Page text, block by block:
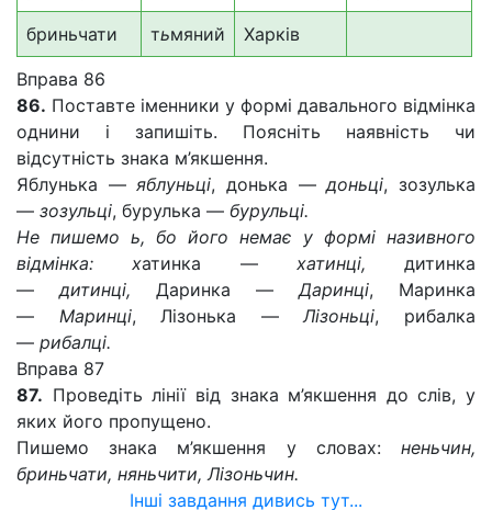
бриньчати тьмяний Харків
Вправа 86
86. Поставте іменники у формі давального відмінка
однини і запишіть. Поясніть наявність чи
відсутність знака м’якшення.
Яблунька —яблуньці, донька —доньці, зозулька
— зозульці, бурулька — бурульці.
Не пишемо ь, бо його немає у формі називного
відмінка: хатинка — хатинці, дитинка
—дитинці, Даринка —Даринці, Маринка
— Маринці, Лізонька —Лізоньці, рибалка
— рибалці.
Вправа 87
87. Проведіть лінії від знака м’якшення до слів, у
яких його пропущено.
Пишемо знака м’якшення у словах: неньчин,
бриньчати, няньчити, Лізоньчин.
Інші завдання дивись тут...